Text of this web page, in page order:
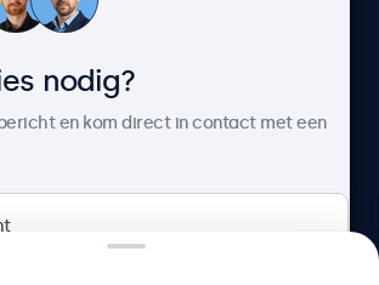
Klantenservice
nodig?
en kom direct in contact met een